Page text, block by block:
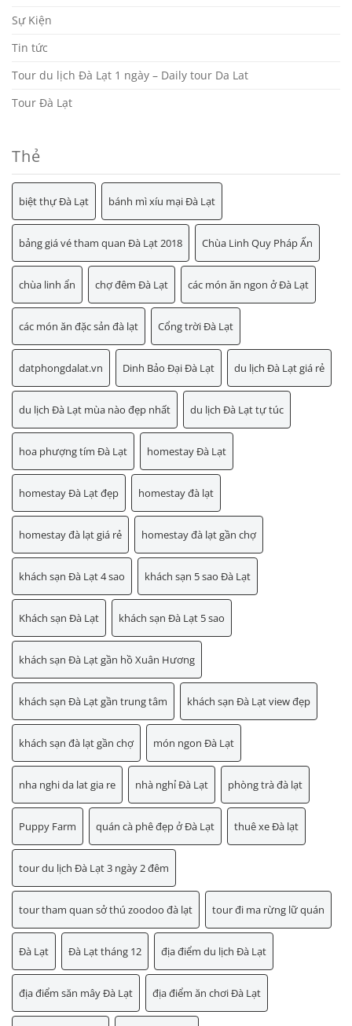
Sự Kiện
Tin tức
Tour du lịch Đà Lạt 1 ngày – Daily tour Da Lat
Tour Đà Lạt
Thẻ
biệt thự Đà Lạt bánh mì xíu mại Đà Lạt
bảng giá vé tham quan Đà Lạt 2018 Chùa Linh Quy Pháp Ấn
chùa linh ẩn chợ đêm Đà Lạt các món ăn ngon ở Đà Lạt
các món ăn đặc sản đà lạt Cổng trời Đà Lạt
datphongdalat.vn Dinh Bảo Đại Đà Lạt du lịch Đà Lạt giá rẻ
du lịch Đà Lạt mùa nào đẹp nhất du lịch Đà Lạt tự túc
hoa phượng tím Đà Lạt homestay Đà Lạt
homestay Đà Lạt đẹp homestay đà lạt
homestay đà lạt giá rẻ homestay đà lạt gần chợ
khách sạn Đà Lạt 4 sao khách sạn 5 sao Đà Lạt
Khách sạn Đà Lạt khách sạn Đà Lạt 5 sao
khách sạn Đà Lạt gần hồ Xuân Hương
khách sạn Đà Lạt gần trung tâm khách sạn Đà Lạt view đẹp
khách sạn đà lạt gần chợ món ngon Đà Lạt
nha nghi da lat gia re nhà nghỉ Đà Lạt phòng trà đà lạt
Puppy Farm quán cà phê đẹp ở Đà Lạt thuê xe Đà lạt
tour du lịch Đà Lạt 3 ngày 2 đêm
tour tham quan sở thú zoodoo đà lạt tour đi ma rừng lữ quán
Đà Lạt Đà Lạt tháng 12 địa điểm du lịch Đà Lạt
địa điểm săn mây Đà Lạt địa điểm ăn chơi Đà Lạt